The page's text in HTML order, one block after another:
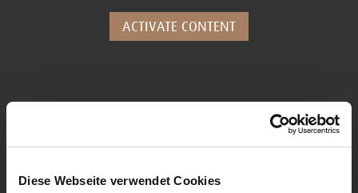
Diese Webseite verwendet Cookies
ACTIVATE CONTENT